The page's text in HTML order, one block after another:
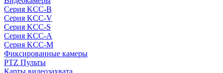
Серия KCC-B
Серия KCC-V
Серия KCC-S
Серия KCC-A
Серия KCC-M
Фиксированные камеры
PTZ Пульты
Карты видеозахвата